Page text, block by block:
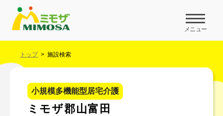
メニュー
トップ 施設検索
小規模多機能型居宅介護
ミモザ郡山富田